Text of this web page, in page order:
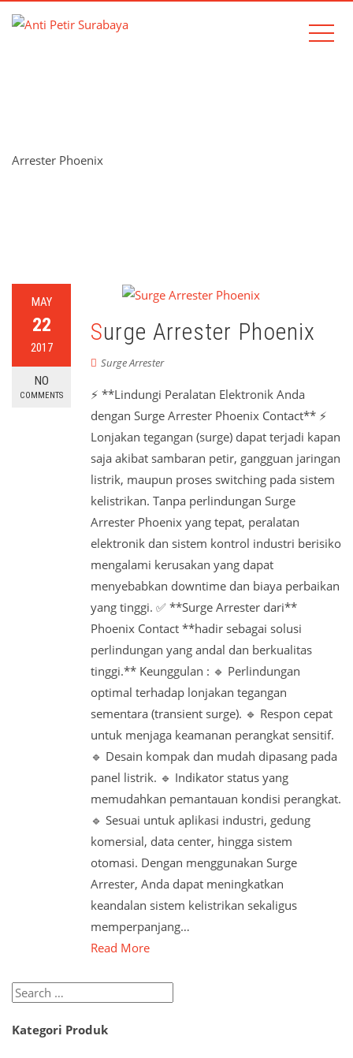
Arrester Phoenix
MAY
22
2017
NO
COMMENTS
Surge Arrester Phoenix
Surge Arrester
⚡ **Lindungi Peralatan Elektronik Anda
dengan Surge Arrester Phoenix Contact** ⚡
Lonjakan tegangan (surge) dapat terjadi kapan
saja akibat sambaran petir, gangguan jaringan
listrik, maupun proses switching pada sistem
kelistrikan. Tanpa perlindungan Surge
Arrester Phoenix yang tepat, peralatan
elektronik dan sistem kontrol industri berisiko
mengalami kerusakan yang dapat
menyebabkan downtime dan biaya perbaikan
yang tinggi. ✅ **Surge Arrester dari**
Phoenix Contact **hadir sebagai solusi
perlindungan yang andal dan berkualitas
tinggi.** Keunggulan : 🔹 Perlindungan
optimal terhadap lonjakan tegangan
sementara (transient surge). 🔹 Respon cepat
untuk menjaga keamanan perangkat sensitif.
🔹 Desain kompak dan mudah dipasang pada
panel listrik. 🔹 Indikator status yang
memudahkan pemantauan kondisi perangkat.
🔹 Sesuai untuk aplikasi industri, gedung
komersial, data center, hingga sistem
otomasi. Dengan menggunakan Surge
Arrester, Anda dapat meningkatkan
keandalan sistem kelistrikan sekaligus
memperpanjang…
Read More
Search
Kategori Produk